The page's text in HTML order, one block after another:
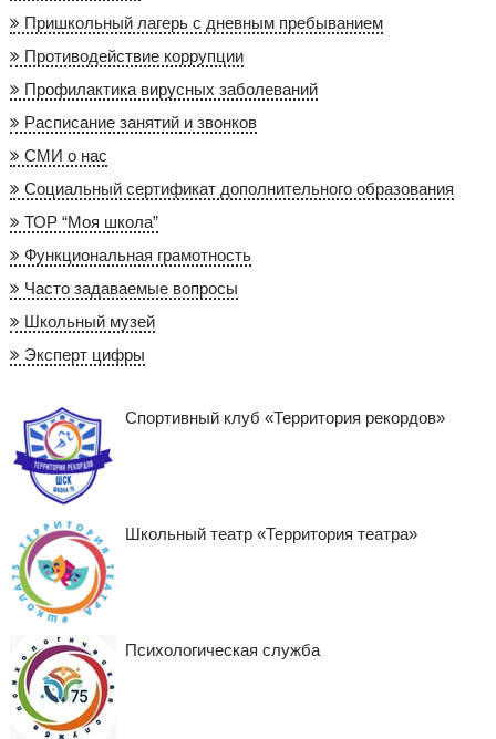
Пришкольный лагерь с дневным пребыванием
Противодействие коррупции
Профилактика вирусных заболеваний
Расписание занятий и звонков
СМИ о нас
Социальный сертификат дополнительного образования
ТОР “Моя школа”
Функциональная грамотность
Часто задаваемые вопросы
Школьный музей
Эксперт цифры
Спортивный клуб «Территория рекордов»
Школьный театр «Территория театра»
Психологическая служба